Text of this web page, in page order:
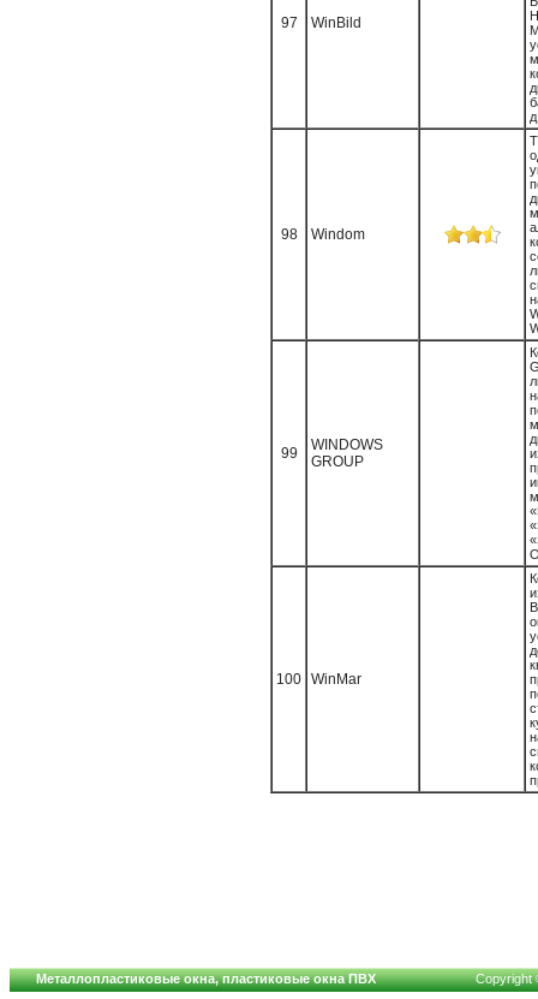
97 WinBild
98 Windom
99
WINDOWS
GROUP
100 WinMar
Металлопластиковые окна, пластиковые окна ПВХ
Copyright